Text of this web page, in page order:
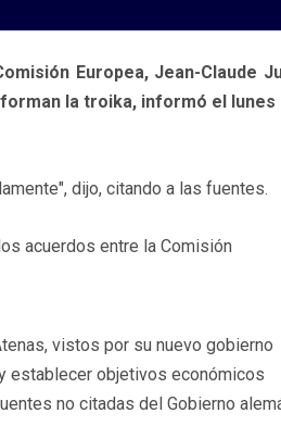
Europea, Jean-Claude
la troika, informó el
dijo, citando a las fuentes.
acuerdos entre la Comisión
vistos por su nuevo gobierno
establecer objetivos económicos
no citadas del Gobierno